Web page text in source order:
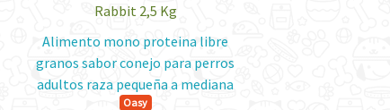
Rabbit 2,5 Kg
Alimento mono proteina libre
granos sabor conejo para perros
adultos raza pequeña a mediana
Oasy